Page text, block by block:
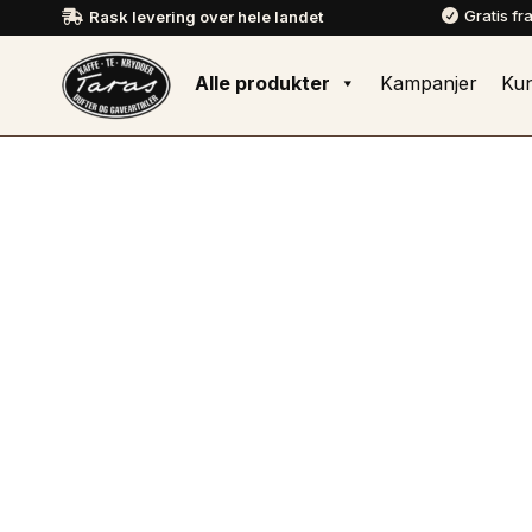
 Rask levering over hele landet  Gratis
Alle produkter Kampanjer